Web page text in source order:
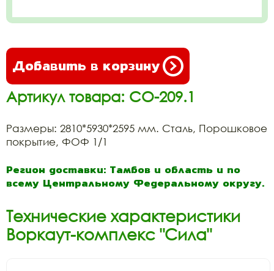
Добавить в корзину
Артикул товара: СО-209.1
Размеры: 2810*5930*2595 мм. Сталь, Порошковое
покрытие, ФОФ 1/1
Регион доставки: Тамбов и область и по
всему Центральному Федеральному округу.
Технические характеристики
Воркаут-комплекс "Сила"